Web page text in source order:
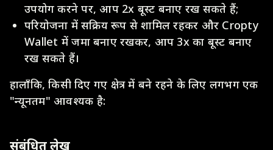
उपयोग करने पर, आप 2x बूस्ट बनाए रख सकते हैं;
परियोजना में सक्रिय रूप से शामिल रहकर और Cropty
Wallet में जमा बनाए रखकर, आप 3x का बूस्ट बनाए
रख सकते हैं।
हालाँकि, किसी दिए गए क्षेत्र में बने रहने के लिए लगभग एक
"न्यूनतम" आवश्यक है:
संबंधित लेख